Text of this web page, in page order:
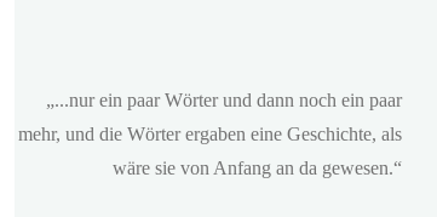
„...nur ein paar Wörter und dann noch ein paar
mehr, und die Wörter ergaben eine Geschichte, als
wäre sie von Anfang an da gewesen.“